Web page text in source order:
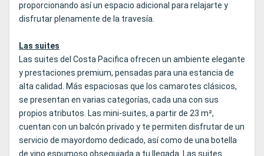
proporcionando así un espacio adicional para relajarte y
disfrutar plenamente de la travesía.
Las suites
Las suites del Costa Pacifica ofrecen un ambiente elegante
y prestaciones premium, pensadas para una estancia de
alta calidad. Más espaciosas que los camarotes clásicos,
se presentan en varias categorías, cada una con sus
propios atributos. Las mini-suites, a partir de 23 m²,
cuentan con un balcón privado y te permiten disfrutar de un
servicio de mayordomo dedicado, así como de una botella
de vino espumoso obsequiada a tu llegada. Las suites